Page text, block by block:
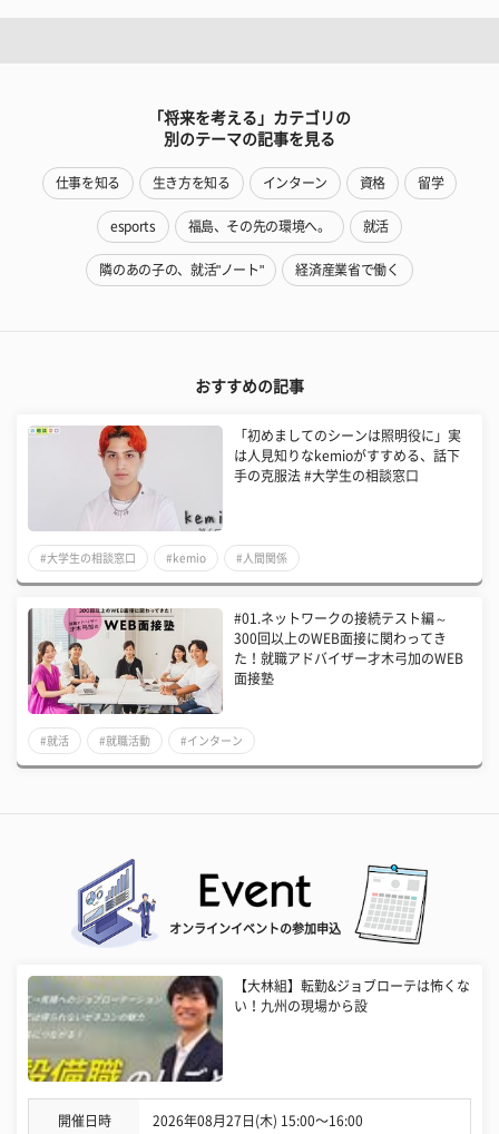
「将来を考える」カテゴリの
別のテーマの記事を見る
仕事を知る 生き方を知る インターン 資格 留学
esports 福島、その先の環境へ。 就活
隣のあの子の、就活"ノート" 経済産業省で働く
おすすめの記事
「初めましてのシーンは照明役に」実
は人見知りなkemioがすすめる、話下
手の克服法 #大学生の相談窓口
#大学生の相談窓口 #kemio #人間関係
#01.ネットワークの接続テスト編～
300回以上のWEB面接に関わってき
た！就職アドバイザー才木弓加のWEB
面接塾
#就活 #就職活動 #インターン
オンラインイベントの参加申込
【大林組】転勤&ジョブローテは怖くな
い！九州の現場から設
開催日時 2026年08月27日(木) 15:00〜16:00